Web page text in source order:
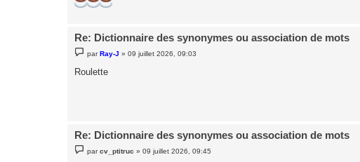
Re: Dictionnaire des synonymes ou association de mots
e
s
parRay-J »09 juillet 2026, 09:03
Roulette
Re: Dictionnaire des synonymes ou association de mots
e
parcv_ptitruc »09 juillet 2026, 09:45